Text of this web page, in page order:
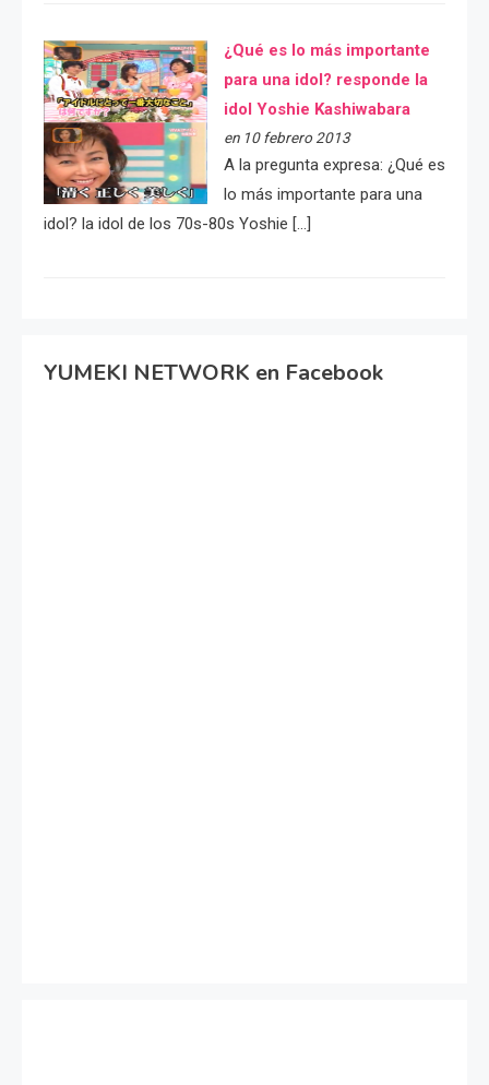
¿Qué es lo más importante
para una idol? responde la
idol Yoshie Kashiwabara
en 10 febrero 2013
A la pregunta expresa: ¿Qué es
lo más importante para una
idol? la idol de los 70s-80s Yoshie […]
YUMEKI NETWORK en Facebook